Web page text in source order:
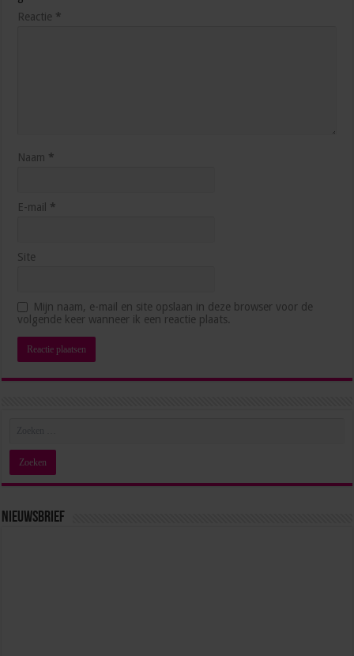
Reactie *
Naam *
E-mail *
Site
Mijn naam, e-mail en site opslaan in deze browser voor de
volgende keer wanneer ik een reactie plaats.
Nieuwsbrief